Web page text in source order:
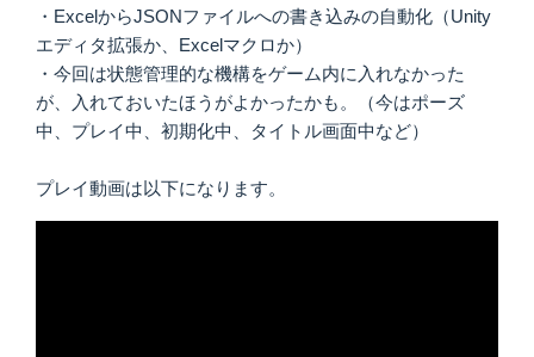
・ExcelからJSONファイルへの書き込みの自動化（Unity
エディタ拡張か、Excelマクロか）
・今回は状態管理的な機構をゲーム内に入れなかった
が、入れておいたほうがよかったかも。（今はポーズ
中、プレイ中、初期化中、タイトル画面中など）
プレイ動画は以下になります。